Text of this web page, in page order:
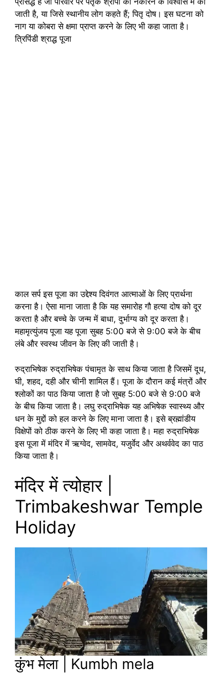
जाती है, या जिसे स्थानीय लोग कहते हैं; पितृ दोष। इस घटना को
नाग या कोबरा से क्षमा प्राप्त करने के लिए भी कहा जाता है।
त्रिपिंडी श्राद्ध पूजा
काल सर्प इस पूजा का उद्देश्य दिवंगत आत्माओं के लिए प्रार्थना
करना है। ऐसा माना जाता है कि यह समारोह गौ हत्या दोष को दूर
करता है और बच्चे के जन्म में बाधा, दुर्भाग्य को दूर करता है।
महामृत्युंजय पूजा यह पूजा सुबह 5:00 बजे से 9:00 बजे के बीच
लंबे और स्वस्थ जीवन के लिए की जाती है।
रुद्राभिषेक रुद्राभिषेक पंचामृत के साथ किया जाता है जिसमें दूध,
घी, शहद, दही और चीनी शामिल हैं। पूजा के दौरान कई मंत्रों और
श्लोकों का पाठ किया जाता है जो सुबह 5:00 बजे से 9:00 बजे
के बीच किया जाता है। लघु रुद्राभिषेक यह अभिषेक स्वास्थ्य और
धन के मुद्दों को हल करने के लिए माना जाता है। इसे ब्रह्मांडीय
विक्षेपों को ठीक करने के लिए भी कहा जाता है। महा रुद्राभिषेक
इस पूजा में मंदिर में ऋग्वेद, सामवेद, यजुर्वेद और अथर्ववेद का पाठ
किया जाता है।
मंदिर में त्योहार |
Trimbakeshwar Temple
Holiday
कुंभ मेला | Kumbh mela